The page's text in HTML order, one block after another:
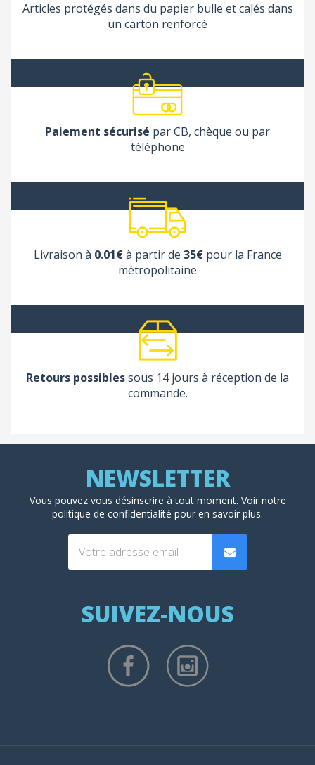
Articles protégés dans du papier bulle et calés dans
un carton renforcé
Paiement sécurisé par CB, chèque ou par
téléphone
Livraison à 0.01€à partir de 35€pour la France
métropolitaine
Retours possiblessous 14 jours à réception de la
commande.
Vous pouvez vous désinscrire à tout moment. Voir notre
politique de confidentialité pour en savoir plus.
SUIVEZ-NOUS